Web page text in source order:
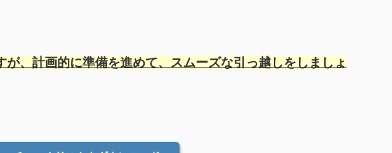
、計画的に準備を進めて、スムーズな引っ越しをしましょ